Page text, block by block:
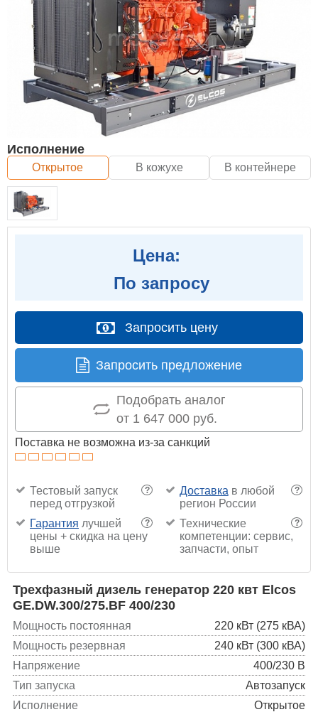
Исполнение
Открытое В кожухе В контейнере
Цена:
По запросу
Запросить цену
Запросить предложение
Подобрать аналог
от 1 647 000 руб.
Поставка не возможна из-за санкций
?
Тестовый запуск
перед отгрузкой
?
Доставка в любой
регион России
?
Гарантия лучшей
цены + скидка на цену
выше
?
Технические
компетенции: сервис,
запчасти, опыт
Трехфазный дизель генератор 220 квт Elcos
GE.DW.300/275.BF 400/230
Мощность постоянная
220 кВт (275 кВА)
Мощность резервная
240 кВт (300 кВА)
Напряжение
400/230 В
Тип запуска
Автозапуск
Исполнение
Открытое